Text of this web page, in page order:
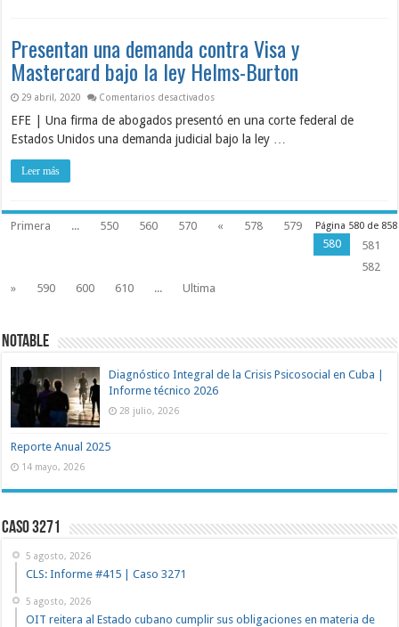
Presentan una demanda contra Visa y
Mastercard bajo la ley Helms-Burton
29 abril, 2020 Comentarios desactivadosen Presentan una demanda contra Visa y
EFE | Una firma de abogados presentó en una corte federal de
Estados Unidos una demanda judicial bajo la ley …
Leer más
Página 580 de 858
Primera ... 550 560 570 « 578
579
580
581
582
»
590 600 610 ... Ultima
NOTABLE
Diagnóstico Integral de la Crisis Psicosocial en Cuba |
Informe técnico 2026
28 julio, 2026
Reporte Anual 2025
14 mayo, 2026
Caso 3271
5 agosto, 2026
CLS: Informe #415 | Caso 3271
5 agosto, 2026
OIT reitera al Estado cubano cumplir sus obligaciones en materia de